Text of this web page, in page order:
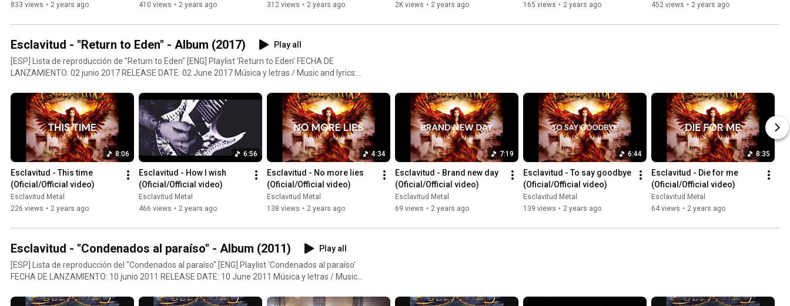
833 views • 2 years ago
410 views • 2 years ago
312 views • 2 years ago
2K views • 2 years ago
165 views • 2 years ago
452 views • 2 years ago
Esclavitud - "Return to Eden" - Album (2017)
Play all
[ESP] Lista de reproducción de "Return to Eden" [ENG] Playlist 'Return to Eden' FECHA DE
LANZAMIENTO: 02 junio 2017 RELEASE DATE: 02 June 2017 Música y letras / Music and lyrics:
Portada, arte gráfico y fotografía / Artwork, layout and photography: Hiurma Delgado
(@HiurmaPhoto). Síguenos / Follow us: Facebook: https://www.facebook.com/ESCLAVITUD.Oficial
Instagram: https://www.instagram.com/esclavitudmetalofficial Twitter:
https://twitter.com/ESCLAVITUDMETAL YouTube: https://www.youtube.com/@aibibadre Web
oficial / offical website: https://www.esclavitudmetal.es
8:06
Esclavitud - This time
(Oficial/Official video)
Esclavitud Metal
226 views • 2 years ago
6:56
Esclavitud - How I wish
(Oficial/Official video)
Esclavitud Metal
466 views • 2 years ago
4:34
Esclavitud - No more lies
(Oficial/Official video)
Esclavitud Metal
138 views • 2 years ago
7:19
Esclavitud - Brand new day
(Oficial/Official video)
Esclavitud Metal
69 views • 2 years ago
6:44
Esclavitud - To say goodbye
(Oficial/Official video)
Esclavitud Metal
139 views • 2 years ago
8:35
Esclavitud - Die for me
(Oficial/Official video)
Esclavitud Metal
64 views • 2 years ago
Esclavitud - "Condenados al paraíso" - Album (2011)
Play all
[ESP] Lista de reproducción del "Condenados al paraíso" [ENG] Playlist 'Condenados al paraíso'
FECHA DE LANZAMIENTO: 10 junio 2011 RELEASE DATE: 10 June 2011 Música y letras / Music
Recorded: Estudios Mi Sueño Mezclado / Mixing: Andy Deris Masterizado / Mastering: Charlie